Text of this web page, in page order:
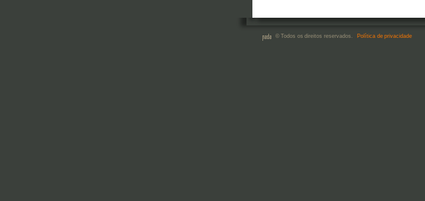
© Todos os direitos reservados. Política de privacidade